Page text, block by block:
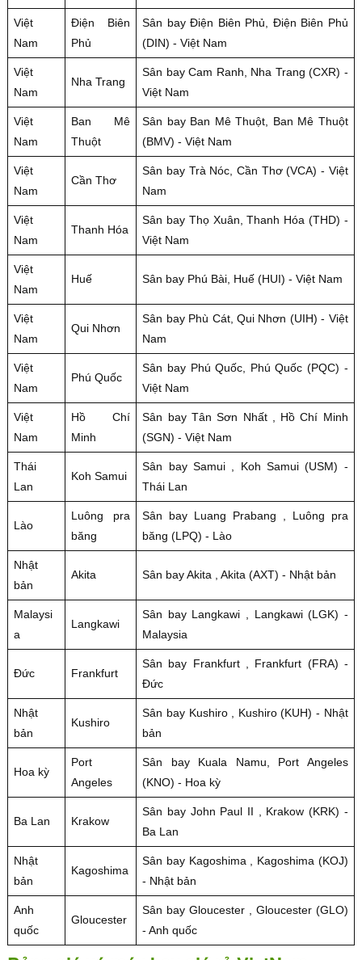
Việt
Nam
Điện Biên
Phủ
Sân bay Điện Biên Phủ, Điện Biên Phủ
(DIN) - Việt Nam
Việt
Nam
Nha Trang
Sân bay Cam Ranh, Nha Trang (CXR) -
Việt Nam
Việt
Nam
Ban Mê
Thuột
Sân bay Ban Mê Thuột, Ban Mê Thuột
(BMV) - Việt Nam
Việt
Nam
Cần Thơ
Sân bay Trà Nóc, Cần Thơ (VCA) - Việt
Nam
Việt
Nam
Thanh Hóa
Sân bay Thọ Xuân, Thanh Hóa (THD) -
Việt Nam
Việt
Nam
Huế Sân bay Phú Bài, Huế (HUI) - Việt Nam
Việt
Nam
Qui Nhơn
Sân bay Phù Cát, Qui Nhơn (UIH) - Việt
Nam
Việt
Nam
Phú Quốc
Sân bay Phú Quốc, Phú Quốc (PQC) -
Việt Nam
Việt
Nam
Hồ Chí
Minh
Sân bay Tân Sơn Nhất , Hồ Chí Minh
(SGN) - Việt Nam
Thái
Lan
Koh Samui
Sân bay Samui , Koh Samui (USM) -
Thái Lan
Lào
Luông pra
băng
Sân bay Luang Prabang , Luông pra
băng (LPQ) - Lào
Nhật
bản
Akita Sân bay Akita , Akita (AXT) - Nhật bản
Malaysi
a
Langkawi
Sân bay Langkawi , Langkawi (LGK) -
Malaysia
Đức Frankfurt
Sân bay Frankfurt , Frankfurt (FRA) -
Đức
Nhật
bản
Kushiro
Sân bay Kushiro , Kushiro (KUH) - Nhật
bản
Hoa kỳ
Port
Angeles
Sân bay Kuala Namu, Port Angeles
(KNO) - Hoa kỳ
Ba Lan Krakow
Sân bay John Paul II , Krakow (KRK) -
Ba Lan
Nhật
bản
Kagoshima
Sân bay Kagoshima , Kagoshima (KOJ)
- Nhật bản
Anh
quốc
Gloucester
Sân bay Gloucester , Gloucester (GLO)
- Anh quốc